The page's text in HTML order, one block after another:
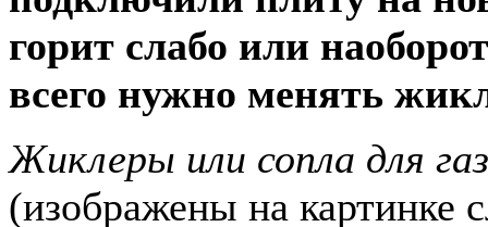
горит слабо или
всего нужно менять
Жиклеры или сопла для
(изображены на картинке